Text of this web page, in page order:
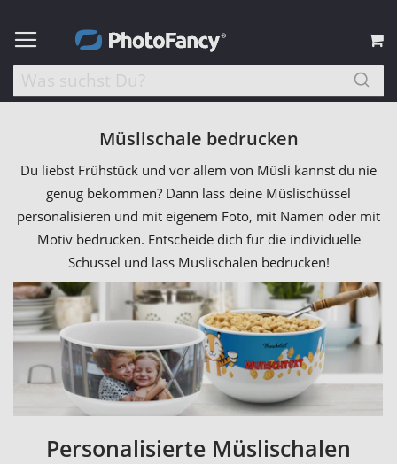
Müslischale bedrucken
Du liebst Frühstück und vor allem von Müsli kannst du nie
genug bekommen? Dann lass deine Müslischüssel
personalisieren und mit eigenem Foto, mit Namen oder mit
Motiv bedrucken. Entscheide dich für die individuelle
Schüssel und lass Müslischalen bedrucken!
Personalisierte Müslischalen